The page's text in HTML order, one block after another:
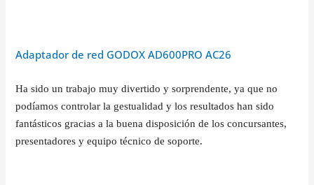
Adaptador de red GODOX AD600PRO AC26
Ha sido un trabajo muy divertido y sorprendente, ya que no
podíamos controlar la gestualidad y los resultados han sido
fantásticos gracias a la buena disposición de los concursantes,
presentadores y equipo técnico de soporte.